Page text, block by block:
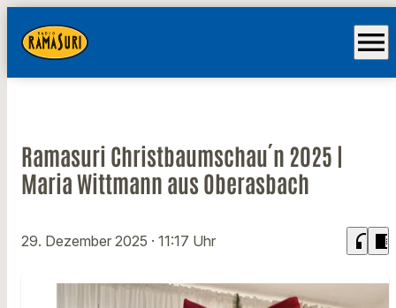
menu
Ramasuri Christbaumschau´n 2025 |
Maria Wittmann aus Oberasbach
29. Dezember 2025 · 11:17 Uhr headphones chrome_reader_mode